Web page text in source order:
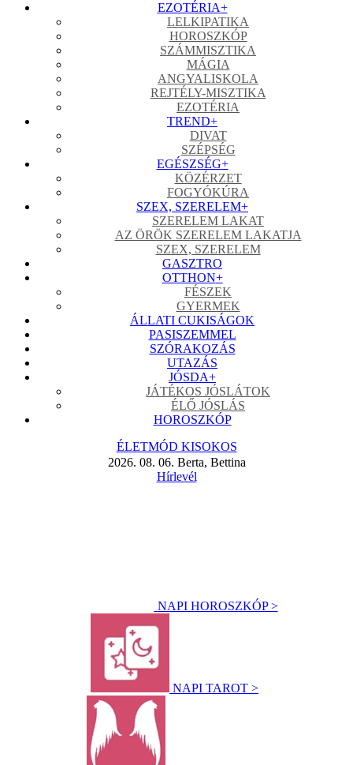
EZOTÉRIA+
LELKIPATIKA
HOROSZKÓP
SZÁMMISZTIKA
MÁGIA
ANGYALISKOLA
REJTÉLY-MISZTIKA
EZOTÉRIA
TREND+
DIVAT
SZÉPSÉG
EGÉSZSÉG+
KÖZÉRZET
FOGYÓKÚRA
SZEX, SZERELEM+
SZERELEM LAKAT
AZ ÖRÖK SZERELEM LAKATJA
SZEX, SZERELEM
GASZTRO
OTTHON+
FÉSZEK
GYERMEK
ÁLLATI CUKISÁGOK
PASISZEMMEL
SZÓRAKOZÁS
UTAZÁS
JÓSDA+
JÁTÉKOS JÓSLÁTOK
ÉLŐ JÓSLÁS
HOROSZKÓP
ÉLETMÓD KISOKOS
2026. 08. 06. Berta, Bettina
Hírlevél
NAPI HOROSZKÓP >
NAPI TAROT >